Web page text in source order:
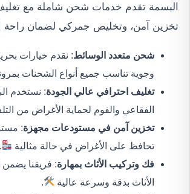
البسمة تقدم خدمات شحن شاملة مع
تخزين آمن، وتخليص جمركي لضمان راحة
شحن متعدد الوسائط: نقدم خيارات
وجوية تناسب جميع أنواع الشحنات
تغليف احترافي عالي الجودة: نستخدم
الفقاعي والفوم لحماية الأغراض من
تخزين آمن في مستودعات مجهزة:
تحافظ على الأغراض في حالة مثالية
.
فك وتركيب الأثاث بمهارة: فريقنا
الأثاث بدقة وسرعة عالية
.